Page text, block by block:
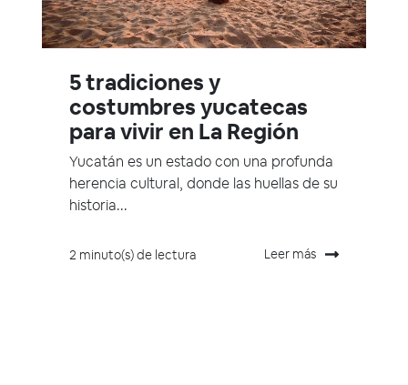
5 tradiciones y
costumbres yucatecas
para vivir en La Región
Yucatán es un estado con una profunda
herencia cultural, donde las huellas de su
historia...
2 minuto(s) de lectura Leer más